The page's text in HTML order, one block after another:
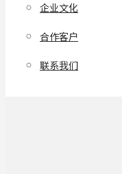
企业文化
合作客户
联系我们